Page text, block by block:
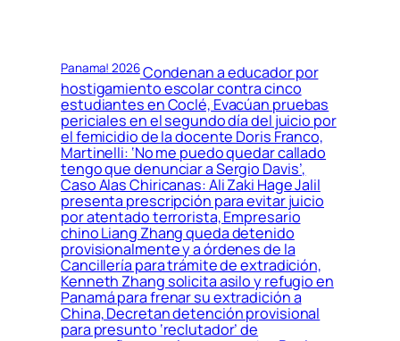
Panama! 2026Condenan a educador por
hostigamiento escolar contra cinco
estudiantes en Coclé, Evacúan pruebas
periciales en el segundo día del juicio por
el femicidio de la docente Doris Franco,
Martinelli: ‘No me puedo quedar callado
tengo que denunciar a Sergio Davis’,
Caso Alas Chiricanas: Ali Zaki Hage Jalil
presenta prescripción para evitar juicio
por atentado terrorista, Empresario
chino Liang Zhang queda detenido
provisionalmente y a órdenes de la
Cancillería para trámite de extradición,
Kenneth Zhang solicita asilo y refugio en
Panamá para frenar su extradición a
China, Decretan detención provisional
para presunto ‘reclutador’ de